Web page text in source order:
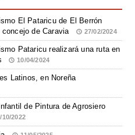
El Pataricu de El Berrón
de Caravia
27/02/2024
Pataricu realizará una ruta en
10/04/2024
Latinos, en Noreña
de Pintura de Agrosiero
10/2022